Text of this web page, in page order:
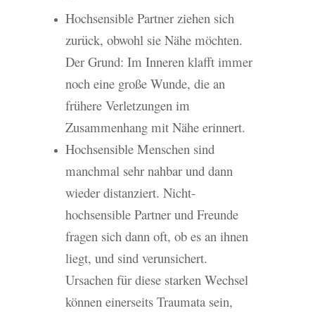
Hochsensible Partner ziehen sich
zurück, obwohl sie Nähe möchten.
Der Grund: Im Inneren klafft immer
noch eine große Wunde, die an
frühere Verletzungen im
Zusammenhang mit Nähe erinnert.
Hochsensible Menschen sind
manchmal sehr nahbar und dann
wieder distanziert. Nicht-
hochsensible Partner und Freunde
fragen sich dann oft, ob es an ihnen
liegt, und sind verunsichert.
Ursachen für diese starken Wechsel
können einerseits Traumata sein,